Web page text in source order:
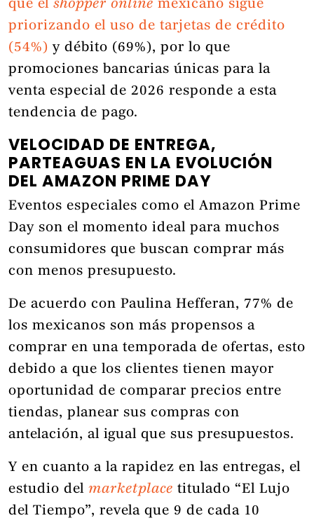
que el shopper online mexicano sigue
priorizando el uso de tarjetas de crédito
(54%)y débito (69%), por lo que
promociones bancarias únicas para la
venta especial de 2026 responde a esta
tendencia de pago.
VELOCIDAD DE ENTREGA,
PARTEAGUAS EN LA EVOLUCIÓN
DEL AMAZON PRIME DAY
Eventos especiales como el Amazon Prime
Day son el momento ideal para muchos
consumidores que buscan comprar más
con menos presupuesto.
De acuerdo con Paulina Hefferan, 77% de
los mexicanos son más propensos a
comprar en una temporada de ofertas, esto
debido a que los clientes tienen mayor
oportunidad de comparar precios entre
tiendas, planear sus compras con
antelación, al igual que sus presupuestos.
Y en cuanto a la rapidez en las entregas, el
estudio del marketplace titulado “El Lujo
del Tiempo”, revela que 9 de cada 10